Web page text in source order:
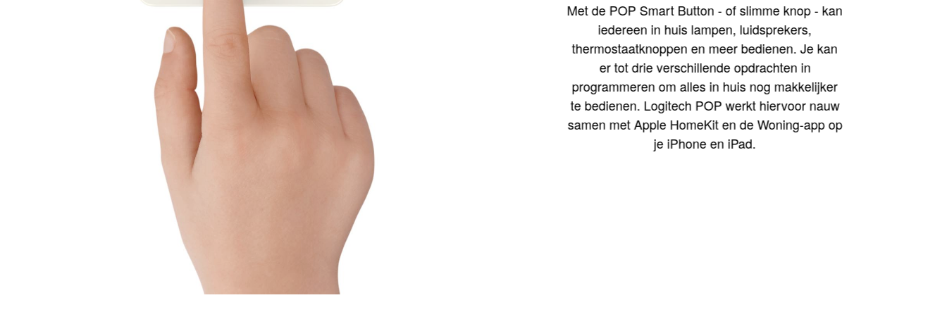
Met de POP Smart Button - of slimme knop - kan
iedereen in huis lampen, luidsprekers,
thermostaatknoppen en meer bedienen. Je kan
er tot drie verschillende opdrachten in
programmeren om alles in huis nog makkelijker
te bedienen. Logitech POP werkt hiervoor nauw
samen met Apple HomeKit en de Woning-app op
je iPhone en iPad.